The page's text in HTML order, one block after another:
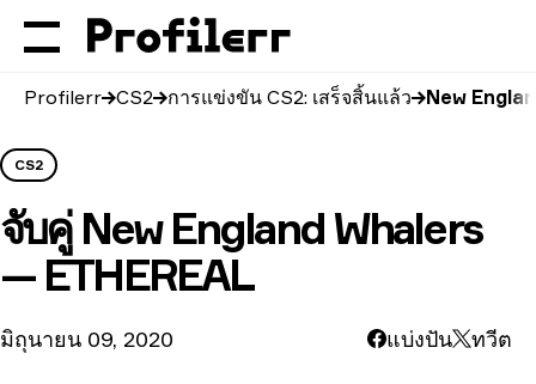
Profilerr CS2 การแข่งขัน CS2: เสร็จสิ้นแล้ว New
CS2
จับคู่ New England Whalers
— ETHEREAL
มิถุนายน 09, 2020 แบ่งปัน ทวีต